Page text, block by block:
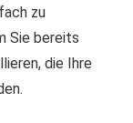
zu
Sie bereits
die Ihre